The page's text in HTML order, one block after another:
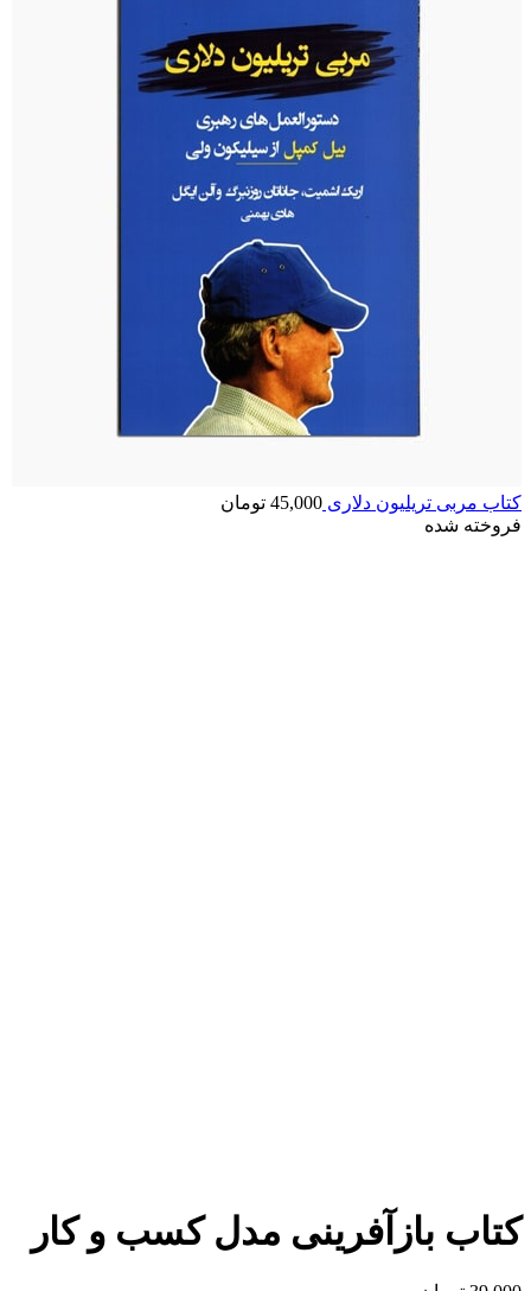
کتاب مربی تریلیون دلاری 45,000 تومان
فروخته شده
کتاب بازآفرینی مدل کسب و کار